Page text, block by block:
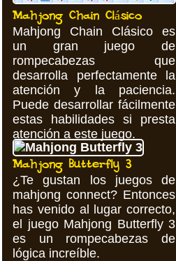
Mahjong Chain Clásico
Mahjong Chain Clásico es
un gran juego de
rompecabezas que
desarrolla perfectamente la
atención y la paciencia.
Puede desarrollar fácilmente
estas habilidades si presta
atención a este juego.
Mahjong Butterfly 3
¿Te gustan los juegos de
mahjong connect? Entonces
has venido al lugar correcto,
el juego Mahjong Butterfly 3
es un rompecabezas de
lógica increíble.